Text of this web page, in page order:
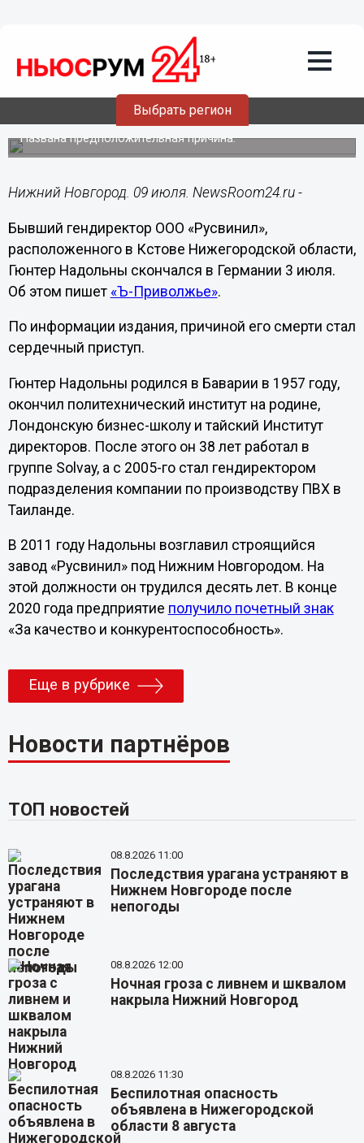
Выбрать регион
Экс-глава нижегородского
«Русвинила» Гюнтер Надольны умер в
Названа предположительная причина.
Нижний Новгород. 09 июля. NewsRoom24.ru -
Бывший гендиректор ООО «Русвинил»,
расположенного в Кстове Нижегородской области,
Гюнтер Надольны скончался в Германии 3 июля.
Об этом пишет «Ъ-Приволжье».
По информации издания, причиной его смерти стал
сердечный приступ.
Гюнтер Надольны родился в Баварии в 1957 году,
окончил политехнический институт на родине,
Лондонскую бизнес-школу и тайский Институт
директоров. После этого он 38 лет работал в
группе Solvay, а с 2005-го стал гендиректором
подразделения компании по производству ПВХ в
Таиланде.
В 2011 году Надольны возглавил строящийся
завод «Русвинил» под Нижним Новгородом. На
этой должности он трудился десять лет. В конце
2020 года предприятие получило почетный знак
«За качество и конкурентоспособность».
Еще в рубрике
Новости партнёров
ТОП новостей
08.8.2026 11:00
Последствия урагана устраняют в
Нижнем Новгороде после
непогоды
08.8.2026 12:00
Ночная гроза с ливнем и шквалом
накрыла Нижний Новгород
08.8.2026 11:30
Беспилотная опасность
объявлена в Нижегородской
области 8 августа